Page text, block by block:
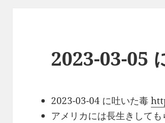
2023-03-05
2023-03-04 に吐いた毒
アメリカには長生きして